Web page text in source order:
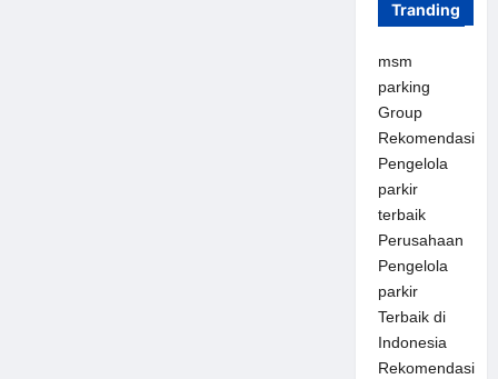
Tranding
msm
parking
Group
Rekomendasi
Pengelola
parkir
terbaik
Perusahaan
Pengelola
parkir
Terbaik di
Indonesia
Rekomendasi